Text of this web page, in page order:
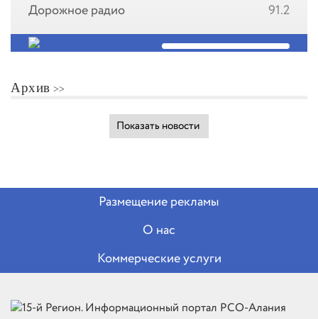
Дорожное радио
91.2
Архив
Показать новости
Размещение рекламы
О нас
Коммерческие услуги